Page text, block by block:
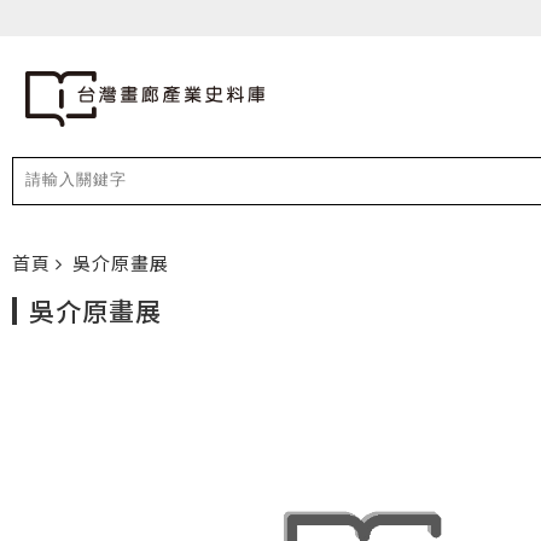
首頁 吳介原畫展
吳介原畫展